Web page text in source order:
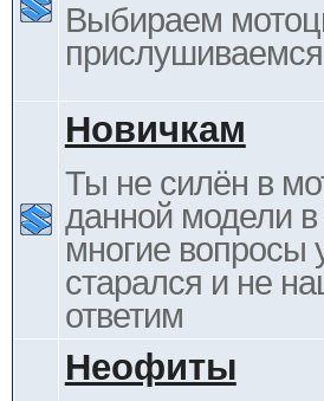
Выбираем
Новичкам
Ты не силён в
данной модели
многие вопросы
старался и не
ответим
Неофиты